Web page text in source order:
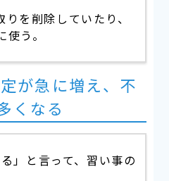
を削除していたり、
う。
が急に増え、不
くなる
」と言って、習い事の